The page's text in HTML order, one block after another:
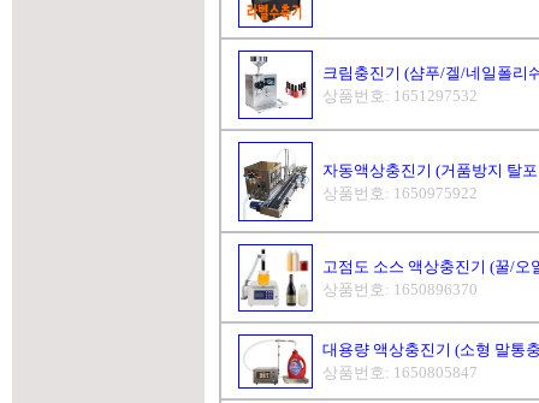
크림충진기 (샴푸/겔/네일폴리
상품번호: 1651297532
자동액상충진기 (거품방지 탈
상품번호: 1650975922
고점도 소스 액상충진기 (꿀/오
상품번호: 1650896370
대용량 액상충진기 (소형 말통
상품번호: 1650805847